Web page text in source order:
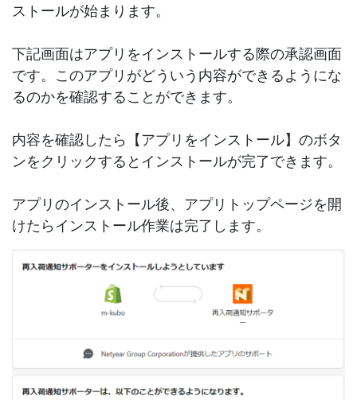
ストールが始まります。
下記画面はアプリをインストールする際の承認画面
です。このアプリがどういう内容ができるようにな
るのかを確認することができます。
内容を確認したら【アプリをインストール】のボタ
ンをクリックするとインストールが完了できます。
アプリのインストール後、アプリトップページを開
けたらインストール作業は完了します。